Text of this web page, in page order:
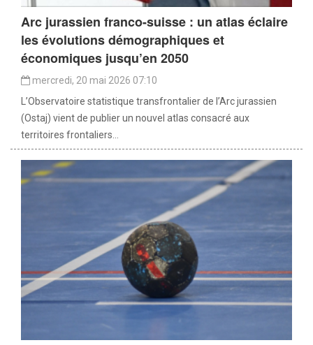
Arc jurassien franco-suisse : un atlas éclaire
les évolutions démographiques et
économiques jusqu’en 2050
mercredi, 20 mai 2026 07:10
L’Observatoire statistique transfrontalier de l’Arc jurassien
(Ostaj) vient de publier un nouvel atlas consacré aux
territoires frontaliers...